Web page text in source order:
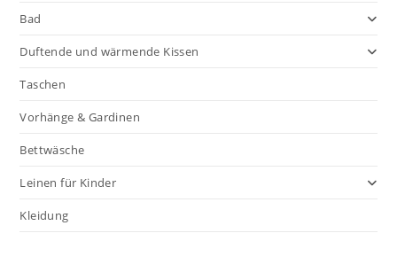
Bad
Duftende und wärmende Kissen
Taschen
Vorhänge & Gardinen
Bettwäsche
Leinen für Kinder
Kleidung